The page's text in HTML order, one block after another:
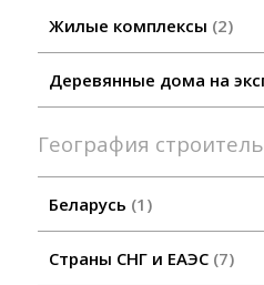
Жилые комплексы 2
Деревянные дома на
География
Беларусь 1
Страны СНГ и ЕАЭС 7